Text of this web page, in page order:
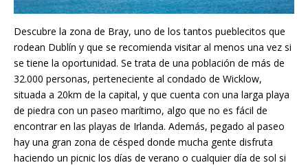
Descubre la zona de Bray, uno de los tantos pueblecitos que
rodean Dublín y que se recomienda visitar al menos una vez si
se tiene la oportunidad. Se trata de una población de más de
32.000 personas, perteneciente al condado de Wicklow,
situada a 20km de la capital, y que cuenta con una larga playa
de piedra con un paseo marítimo, algo que no es fácil de
encontrar en las playas de Irlanda. Además, pegado al paseo
hay una gran zona de césped donde mucha gente disfruta
haciendo un picnic los días de verano o cualquier día de sol si